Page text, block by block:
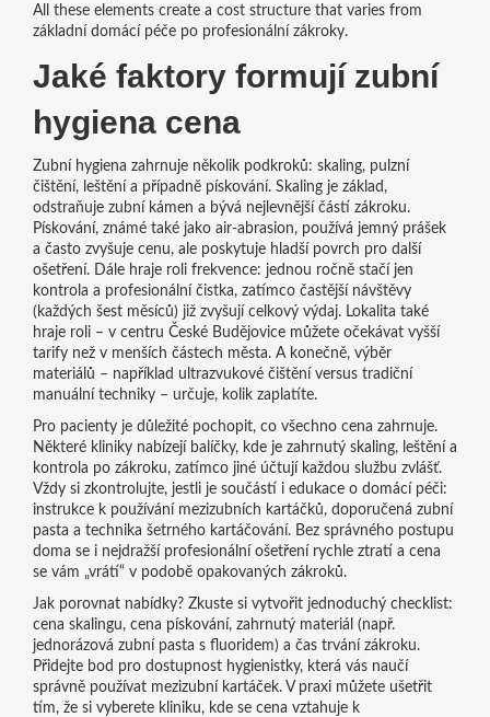
All these elements create a cost structure that varies from
základní domácí péče po profesionální zákroky.
Jaké faktory formují zubní
hygiena cena
Zubní hygiena zahrnuje několik podkroků: skaling, pulzní
čištění, leštění a případně pískování. Skaling je základ,
odstraňuje zubní kámen a bývá nejlevnější částí zákroku.
Pískování, známé také jako air‑abrasion, používá jemný prášek
a často zvyšuje cenu, ale poskytuje hladší povrch pro další
ošetření. Dále hraje roli frekvence: jednou ročně stačí jen
kontrola a profesionální čistka, zatímco častější návštěvy
(každých šest měsíců) již zvyšují celkový výdaj. Lokalita také
hraje roli – v centru České Budějovice můžete očekávat vyšší
tarify než v menších částech města. A konečně, výběr
materiálů – například ultrazvukové čištění versus tradiční
manuální techniky – určuje, kolik zaplatíte.
Pro pacienty je důležité pochopit, co všechno cena zahrnuje.
Některé kliniky nabízejí balíčky, kde je zahrnutý skaling, leštění a
kontrola po zákroku, zatímco jiné účtují každou službu zvlášť.
Vždy si zkontrolujte, jestli je součástí i edukace o domácí péči:
instrukce k používání mezizubních kartáčků, doporučená zubní
pasta a technika šetrného kartáčování. Bez správného postupu
doma se i nejdražší profesionální ošetření rychle ztratí a cena
se vám „vrátí“ v podobě opakovaných zákroků.
Jak porovnat nabídky? Zkuste si vytvořit jednoduchý checklist:
cena skalingu, cena pískování, zahrnutý materiál (např.
jednorázová zubní pasta s fluoridem) a čas trvání zákroku.
Přidejte bod pro dostupnost hygienistky, která vás naučí
správně používat mezizubní kartáček. V praxi můžete ušetřit
tím, že si vyberete kliniku, kde se cena vztahuje k